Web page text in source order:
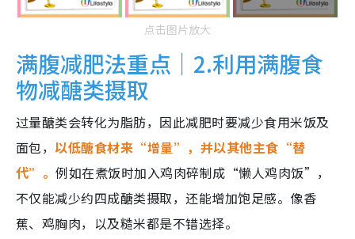
点击图片放大
满腹减肥法重点｜2.利用满腹食
物减醣类摄取
过量醣类会转化为脂肪，因此减肥时要减少食用米饭及
面包， 以低醣食材来“增量”，并以其他主食“替
代”。例如在煮饭时加入鸡肉碎制成“懒人鸡肉饭”，
不仅能减少约四成醣类摄取，还能增加饱足感。像香
蕉、鸡胸肉，以及糙米都是不错选择。